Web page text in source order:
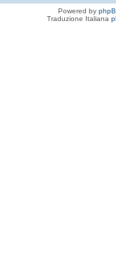
Powered by
Traduzione Italiana